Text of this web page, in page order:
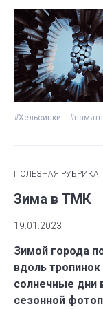
#Хельсинки
ПОЛЕЗНАЯ РУБРИКА
Зима в ТМК
19.01.2023
Зимой города
вдоль
солнечные дни
сезонной